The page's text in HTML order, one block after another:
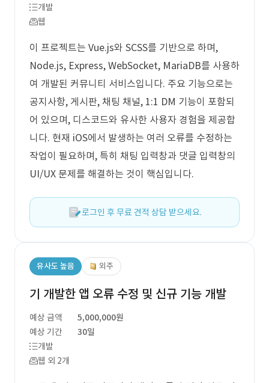
개발
웹
이 프로젝트는 Vue.js와 SCSS를 기반으로 하며,
Node.js, Express, WebSocket, MariaDB를 사용하
여 개발된 커뮤니티 서비스입니다. 주요 기능으로는
공지사항, 게시판, 채팅 채널, 1:1 DM 기능이 포함되
어 있으며, 디스코드와 유사한 사용자 경험을 제공합
니다. 현재 iOS에서 발생하는 여러 오류를 수정하는
작업이 필요하며, 특히 채팅 입력창과 댓글 입력창의
UI/UX 문제를 해결하는 것이 핵심입니다.
로그인 후 무료 견적 상담 받으세요.
유사도 높음 외주
기 개발한 앱 오류 수정 및 신규 기능 개발
예상 금액
5,000,000원
예상 기간
30일
개발
웹 외 2개